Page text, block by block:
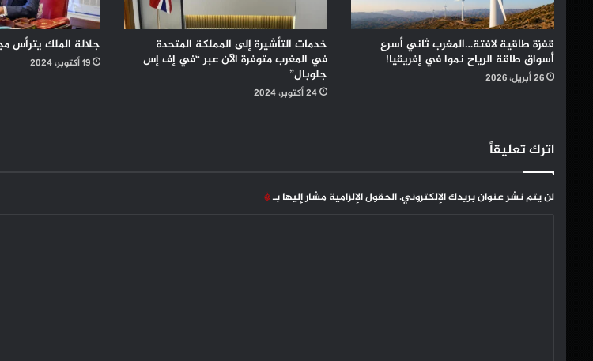
قفزة طاقية لافتة…المغرب ثاني أسرع
أسواق طاقة الرياح نموا في إفريقيا!
26 أبريل، 2026
خدمات التأشيرة إلى المملكة المتحدة
في المغرب متوفرة الآن عبر “في إف إس
جلوبال”
24 أكتوبر، 2024
جلالة الملك يترأس
19 أكتوبر، 2024
اترك تعليقاً
لن يتم نشر عنوان بريدك الإلكتروني.الحقول الإلزامية مشار إليها بـ*